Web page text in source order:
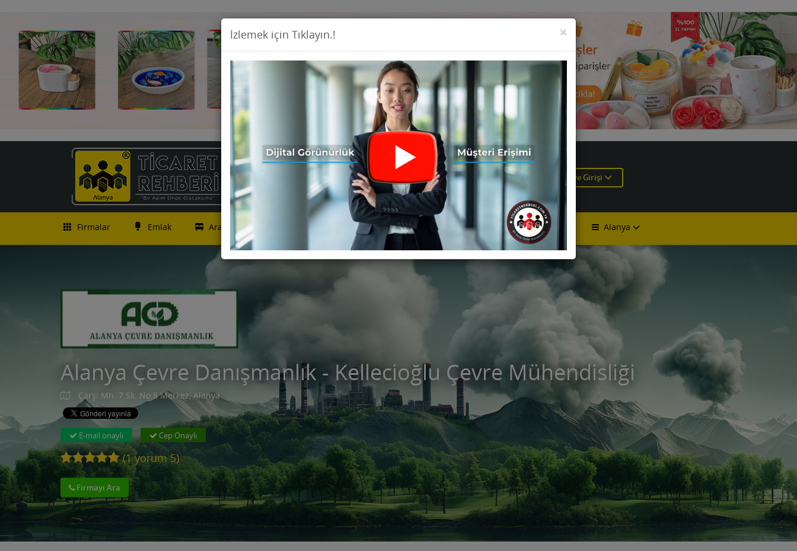
Firma Ekle Üye Girişi
Firmalar Emlak Araç İlanları İş İlanları Ürünler Haberler Seri İlan Alanya
× KAPAT
İzlemek için Tıklayın.!
Alanya Çevre Danışmanlık - Kellecioğlu Çevre Mühendisliği
Çarşı Mh. 7 Sk. No:8 Merkez, Alanya
E-mail onaylı Cep Onaylı
(1yorum5)
Firmayı Ara